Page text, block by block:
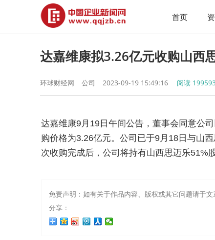
首页
达嘉维康拟3.26亿元收购山西
环球财经网 公司 2023-09-19 15:49:16 阅读
达嘉维康9月19日午间公告，董事会同意公
购价格为3.26亿元。公司已于9月18日与山
次收购完成后，公司将持有山西思迈乐51%
免责声明：如有关于作品内容、版权或其它问题请于文
分享：